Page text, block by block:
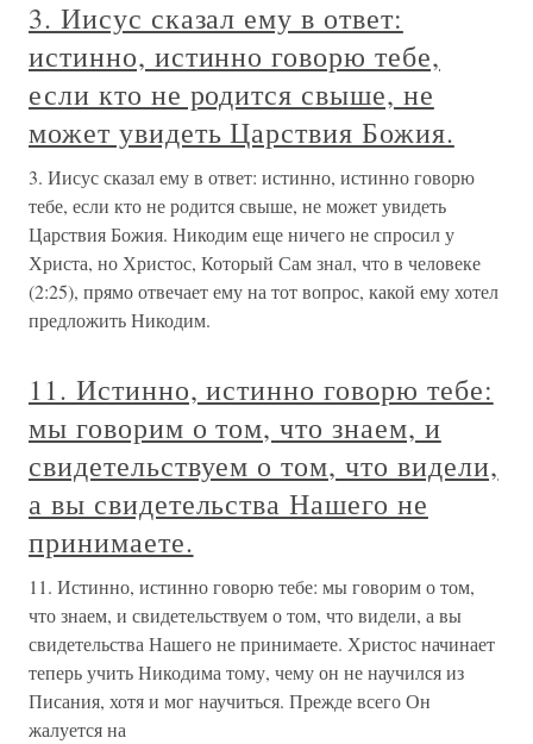
3. Иисус сказал ему в ответ:
истинно, истинно говорю тебе,
если кто не родится свыше, не
может увидеть Царствия Божия.
3. Иисус сказал ему в ответ: истинно, истинно говорю
тебе, если кто не родится свыше, не может увидеть
Царствия Божия. Никодим еще ничего не спросил у
Христа, но Христос, Который Сам знал, что в человеке
(2:25), прямо отвечает ему на тот вопрос, какой ему хотел
предложить Никодим.
11. Истинно, истинно говорю тебе:
мы говорим о том, что знаем, и
свидетельствуем о том, что видели,
а вы свидетельства Нашего не
принимаете.
11. Истинно, истинно говорю тебе: мы говорим о том,
что знаем, и свидетельствуем о том, что видели, а вы
свидетельства Нашего не принимаете. Христос начинает
теперь учить Никодима тому, чему он не научился из
Писания, хотя и мог научиться. Прежде всего Он
жалуется на